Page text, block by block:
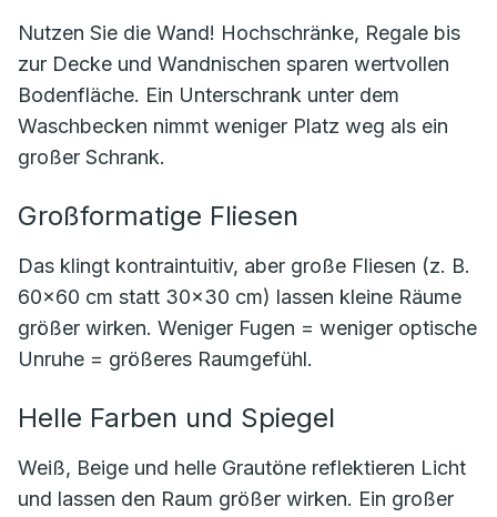
Nutzen Sie die Wand! Hochschränke, Regale bis
zur Decke und Wandnischen sparen wertvollen
Bodenfläche. Ein Unterschrank unter dem
Waschbecken nimmt weniger Platz weg als ein
großer Schrank.
Großformatige Fliesen
Das klingt kontraintuitiv, aber große Fliesen (z. B.
60×60 cm statt 30×30 cm) lassen kleine Räume
größer wirken. Weniger Fugen = weniger optische
Unruhe = größeres Raumgefühl.
Helle Farben und Spiegel
Weiß, Beige und helle Grautöne reflektieren Licht
und lassen den Raum größer wirken. Ein großer